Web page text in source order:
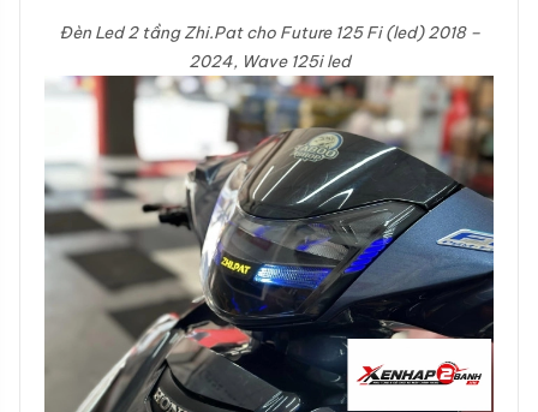
Đèn Led 2 tầng Zhi.Pat cho Future 125 Fi (led) 2018 –
2024, Wave 125i led